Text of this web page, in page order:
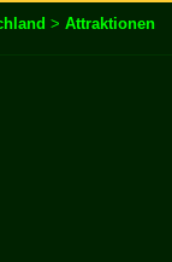
> Attraktionen